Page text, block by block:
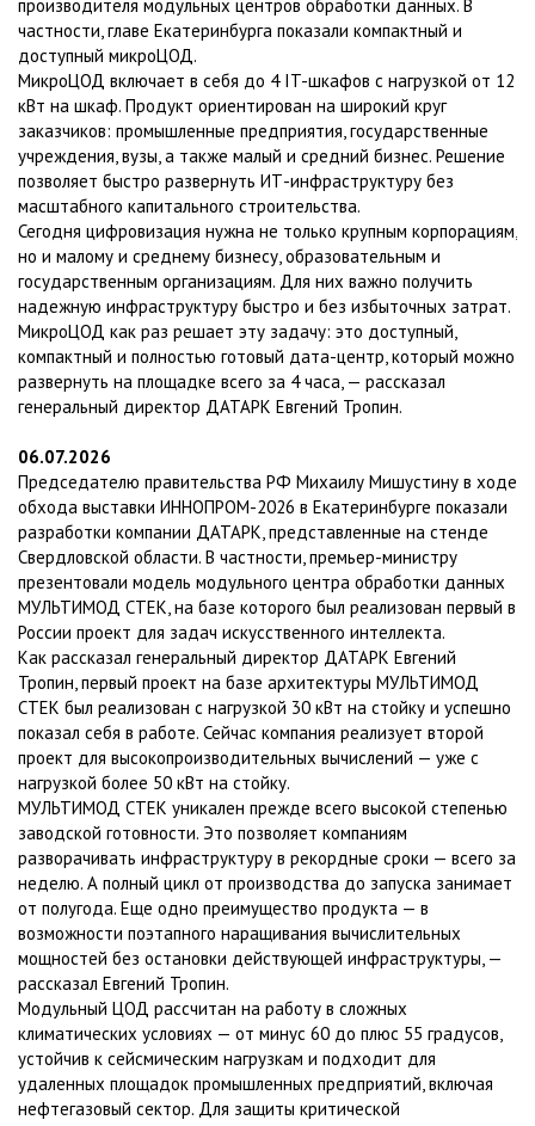
производителя модульных центров обработки данных. В
частности, главе Екатеринбурга показали компактный и
доступный микроЦОД.
МикроЦОД включает в себя до 4 IT-шкафов с нагрузкой от 12
кВт на шкаф. Продукт ориентирован на широкий круг
заказчиков: промышленные предприятия, государственные
учреждения, вузы, а также малый и средний бизнес. Решение
позволяет быстро развернуть ИТ-инфраструктуру без
масштабного капитального строительства.
Сегодня цифровизация нужна не только крупным корпорациям,
но и малому и среднему бизнесу, образовательным и
государственным организациям. Для них важно получить
надежную инфраструктуру быстро и без избыточных затрат.
МикроЦОД как раз решает эту задачу: это доступный,
компактный и полностью готовый дата-центр, который можно
развернуть на площадке всего за 4 часа, — рассказал
генеральный директор ДАТАРК Евгений Тропин.
06.07.2026
Председателю правительства РФ Михаилу Мишустину в ходе
обхода выставки ИННОПРОМ-2026 в Екатеринбурге показали
разработки компании ДАТАРК, представленные на стенде
Свердловской области. В частности, премьер-министру
презентовали модель модульного центра обработки данных
МУЛЬТИМОД СТЕК, на базе которого был реализован первый в
России проект для задач искусственного интеллекта.
Как рассказал генеральный директор ДАТАРК Евгений
Тропин, первый проект на базе архитектуры МУЛЬТИМОД
СТЕК был реализован с нагрузкой 30 кВт на стойку и успешно
показал себя в работе. Сейчас компания реализует второй
проект для высокопроизводительных вычислений — уже с
нагрузкой более 50 кВт на стойку.
МУЛЬТИМОД СТЕК уникален прежде всего высокой степенью
заводской готовности. Это позволяет компаниям
разворачивать инфраструктуру в рекордные сроки — всего за
неделю. А полный цикл от производства до запуска занимает
от полугода. Еще одно преимущество продукта — в
возможности поэтапного наращивания вычислительных
мощностей без остановки действующей инфраструктуры, —
рассказал Евгений Тропин.
Модульный ЦОД рассчитан на работу в сложных
климатических условиях — от минус 60 до плюс 55 градусов,
устойчив к сейсмическим нагрузкам и подходит для
удаленных площадок промышленных предприятий, включая
нефтегазовый сектор. Для защиты критической